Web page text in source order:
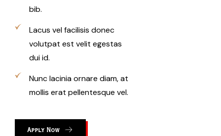
bib.
Lacus vel facilisis donec
volutpat est velit egestas
dui id.
Nunc lacinia ornare diam, at
mollis erat pellentesque vel.
Apply Now